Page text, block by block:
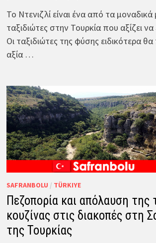
Το Ντενιζλί είναι ένα από τα μοναδικά
ταξιδιώτες στην Τουρκία που αξίζει
Οι ταξιδιώτες της φύσης ειδικότερα
αξία …
SAFRANBOLU / TÜRKIYE
Πεζοπορία και απόλαυση της
κουζίνας στις διακοπές στη
της Τουρκίας